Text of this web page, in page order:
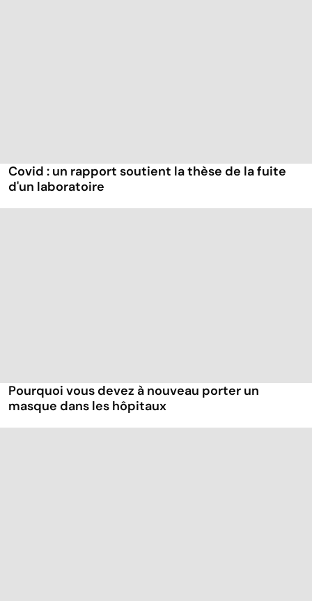
Covid : un rapport soutient la thèse de la fuite
d'un laboratoire
Pourquoi vous devez à nouveau porter un
masque dans les hôpitaux